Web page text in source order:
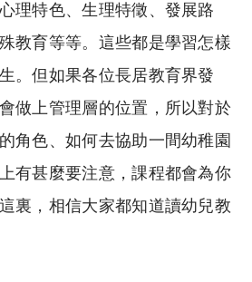
理特色、生理特徵、發展路
教育等等。這些都是學習怎樣
。但如果各位長居教育界發
做上管理層的位置，所以對於
角色、如何去協助一間幼稚園
有甚麼要注意，課程都會為你
裏，相信大家都知道讀幼兒教